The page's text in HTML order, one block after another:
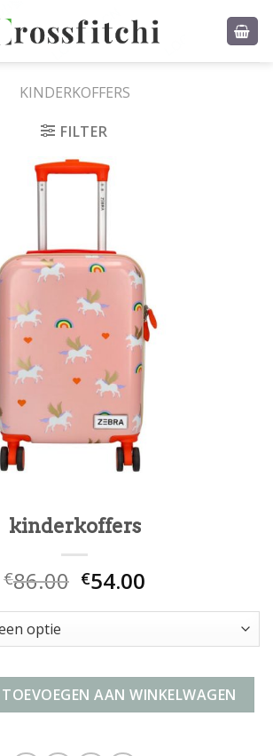
KINDERKOFFERS
FILTER
kinderkoffers
€86.00 €54.00
TOEVOEGEN AAN WINKELWAGEN